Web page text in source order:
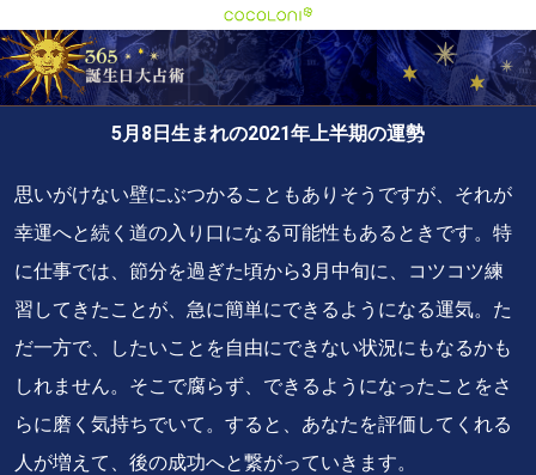
cocoloni
３６５誕生日大占術
5月 8日生まれの2021年上半期の運勢
思いがけない壁にぶつかることもありそうですが、それが
幸運へと続く道の入り口になる可能性もあるときです。特
に仕事では、節分を過ぎた頃から3月中旬に、コツコツ練
習してきたことが、急に簡単にできるようになる運気。た
だ一方で、したいことを自由にできない状況にもなるかも
しれません。そこで腐らず、できるようになったことをさ
らに磨く気持ちでいて。すると、あなたを評価してくれる
人が増えて、後の成功へと繋がっていきます。